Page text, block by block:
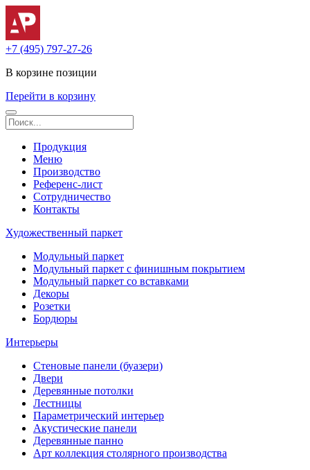
+7 (495) 797-27-26
В корзине позиции
Перейти в корзину
Продукция
Меню
Производство
Референс-лист
Сотрудничество
Контакты
Художественный паркет
Модульный паркет
Модульный паркет с финишным покрытием
Модульный паркет со вставками
Декоры
Розетки
Бордюры
Интерьеры
Стеновые панели (буазери)
Двери
Деревянные потолки
Лестницы
Параметрический интерьер
Акустические панели
Деревянные панно
Арт коллекция столярного производства